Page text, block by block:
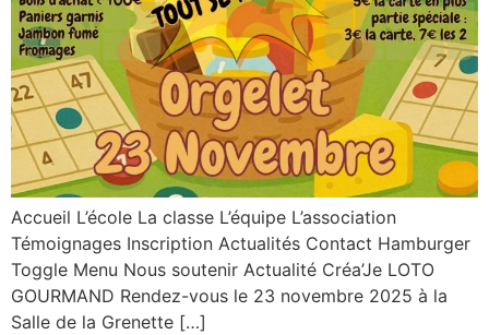
Accueil L’école La classe L’équipe L’association
Témoignages Inscription Actualités Contact Hamburger
Toggle Menu Nous soutenir Actualité Créa’Je LOTO
GOURMAND Rendez-vous le 23 novembre 2025 à la
Salle de la Grenette […]